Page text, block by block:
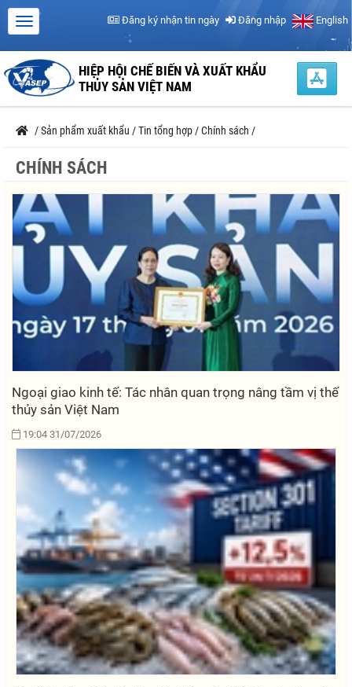
Đăng ký nhận tin ngày Đăng nhập English
HIỆP HỘI CHẾ BIẾN VÀ XUẤT KHẨU
THỦY SẢN VIỆT NAM
/Sản phẩm xuất khẩu /Tin tổng hợp /Chính sách /
CHÍNH SÁCH
Ngoại giao kinh tế: Tác nhân quan trọng nâng tầm vị thế
thủy sản Việt Nam
19:04 31/07/2026